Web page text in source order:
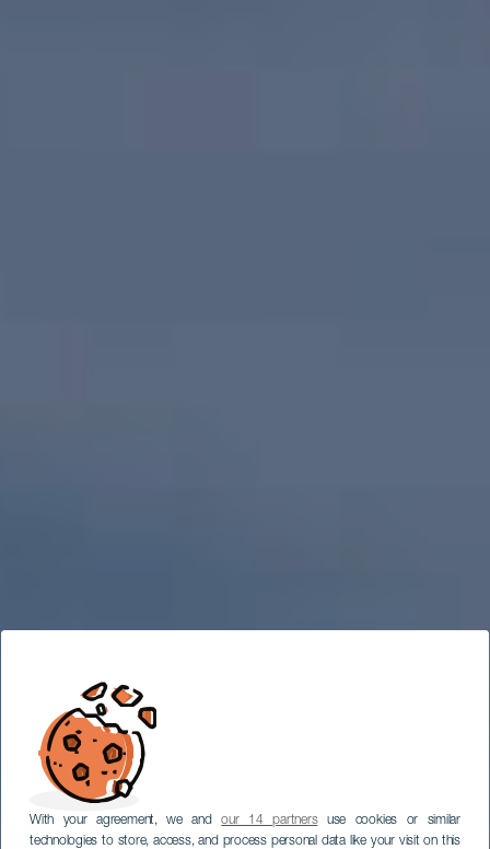
With your agreement, we andour 14 partnersuse cookies or similar
technologies to store, access, and process personal data like your visit on this